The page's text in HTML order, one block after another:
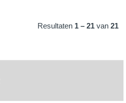
Resultaten 1 – 21 van 21